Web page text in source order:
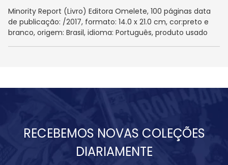
Minority Report (Livro) Editora Omelete, 100 páginas data
de publicação: /2017, formato: 14.0 x 21.0 cm, cor:preto e
branco, origem: Brasil, idioma: Português, produto usado
RECEBEMOS NOVAS COLEÇÕES
DIARIAMENTE